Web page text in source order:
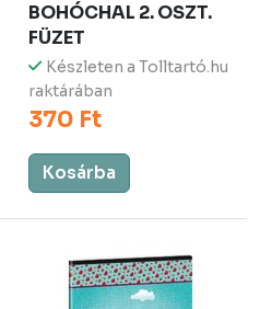
BOHÓCHAL 2. OSZT.
FÜZET
Készleten a Tolltartó.hu
raktárában
370 Ft
Kosárba